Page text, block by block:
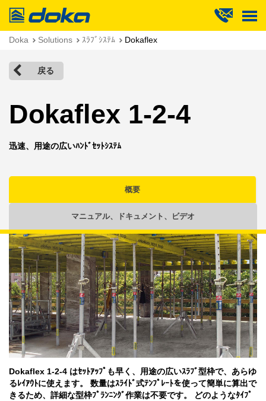
Doka
Doka Solutions ｽﾗﾌﾞｼｽﾃﾑ Dokaflex
戻る
Dokaflex 1-2-4
迅速、用途の広いﾊﾝﾄﾞｾｯﾄｼｽﾃﾑ
概要
マニュアル、ドキュメント、ビデオ
Dokaflex 1-2-4 はｾｯﾄｱｯﾌﾟも早く、用途の広いｽﾗﾌﾞ型枠で、あらゆ
るﾚｲｱｳﾄに使えます。 数量はｽﾗｲﾄﾞ式ﾃﾝﾌﾟﾚｰﾄを使って簡単に算出で
きるため、詳細な型枠ﾌﾟﾗﾝﾆﾝｸﾞ作業は不要です。 どのようなﾀｲﾌﾟ